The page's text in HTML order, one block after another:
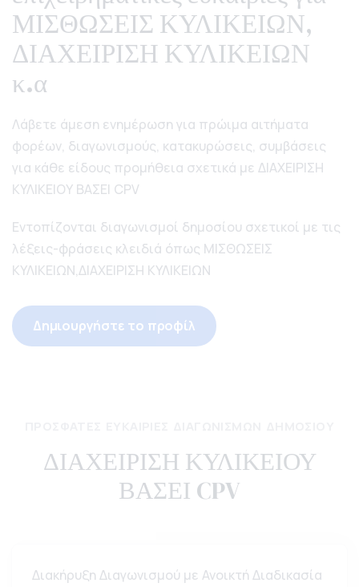
ΜΙΣΘΩΣΕΙΣ ΚΥΛΙΚΕΙΩΝ,
ΔΙΑΧΕΙΡΙΣΗ ΚΥΛΙΚΕΙΩΝ
κ.α
Λάβετε άμεση ενημέρωση για πρώιμα αιτήματα
φορέων, διαγωνισμούς, κατακυρώσεις, συμβάσεις
για κάθε είδους προμήθεια σχετικά με ΔΙΑΧΕΙΡΙΣΗ
ΚΥΛΙΚΕΙΟΥ ΒΑΣΕΙ CPV
Εντοπίζονται διαγωνισμοί δημοσίου σχετικοί με τις
λέξεις-φράσεις κλειδιά όπως ΜΙΣΘΩΣΕΙΣ
ΚΥΛΙΚΕΙΩΝ,ΔΙΑΧΕΙΡΙΣΗ ΚΥΛΙΚΕΙΩΝ
Δημιουργήστε το προφίλ
ΔΙΑΧΕΙΡΙΣΗ ΚΥΛΙΚΕΙΟΥ
ΒΑΣΕΙ CPV
Διακήρυξη Διαγωνισμού με Ανοικτή Διαδικασία